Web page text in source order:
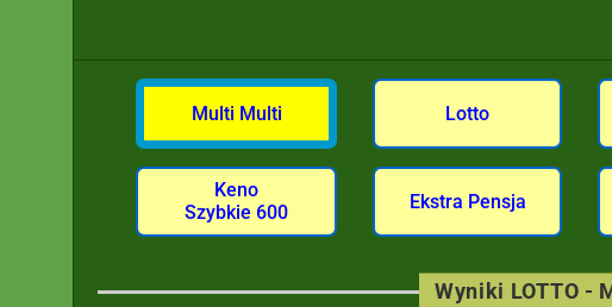
Multi Multi Lotto
Keno
Szybkie 600
Ekstra Pensja
Wyniki LOTTO -